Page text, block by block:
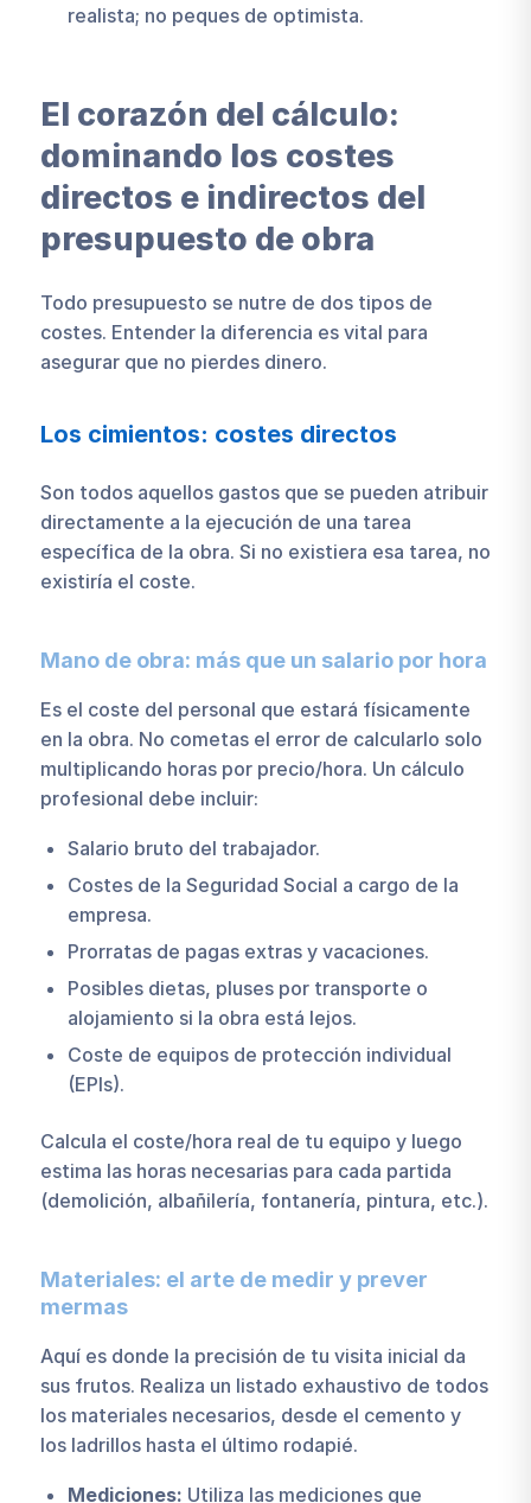
realista; no peques de optimista.
El corazón del cálculo:
dominando los costes
directos e indirectos del
presupuesto de obra
Todo presupuesto se nutre de dos tipos de
costes. Entender la diferencia es vital para
asegurar que no pierdes dinero.
Los cimientos: costes directos
Son todos aquellos gastos que se pueden atribuir
directamente a la ejecución de una tarea
específica de la obra. Si no existiera esa tarea, no
existiría el coste.
Mano de obra: más que un salario por hora
Es el coste del personal que estará físicamente
en la obra. No cometas el error de calcularlo solo
multiplicando horas por precio/hora. Un cálculo
profesional debe incluir:
Salario bruto del trabajador.
Costes de la Seguridad Social a cargo de la
empresa.
Prorratas de pagas extras y vacaciones.
Posibles dietas, pluses por transporte o
alojamiento si la obra está lejos.
Coste de equipos de protección individual
(EPIs).
Calcula el coste/hora real de tu equipo y luego
estima las horas necesarias para cada partida
(demolición, albañilería, fontanería, pintura, etc.).
Materiales: el arte de medir y prever
mermas
Aquí es donde la precisión de tu visita inicial da
sus frutos. Realiza un listado exhaustivo de todos
los materiales necesarios, desde el cemento y
los ladrillos hasta el último rodapié.
Mediciones: Utiliza las mediciones que